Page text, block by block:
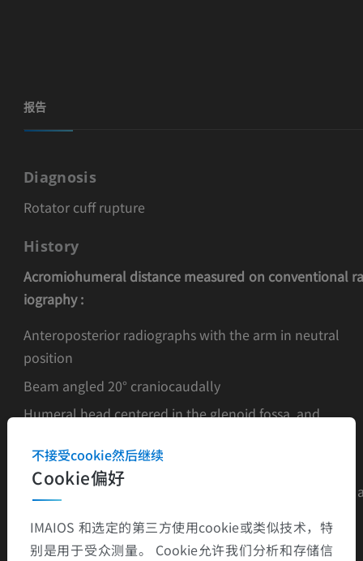
报告
Diagnosis
Rotator cuff rupture
History
Acromiohumeral distance measured on conventional
iography :
Anteroposterior radiographs with the arm in neutral
position
Beam angled 20° craniocaudally
Humeral head centered in the glenoid fossa, and
Patient in the upright position.
Measurement performed from the dense cortical bone
lamina of the humeral head.
Cookie偏好
不接受cookie然后继续
IMAIOS 和选定的第三方使用cookie或类似技术，特
别是用于受众测量。 Cookie允许我们分析和存储信